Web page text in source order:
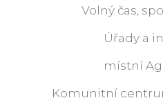
Volný čas,
Úřady a
místní
Komunitní